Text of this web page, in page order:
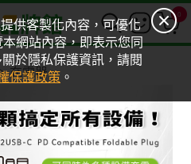
供客製化內容，可優化
網站內容，即表示您同
於隱私保護資訊，請閱
保護政策 。
0
充電器